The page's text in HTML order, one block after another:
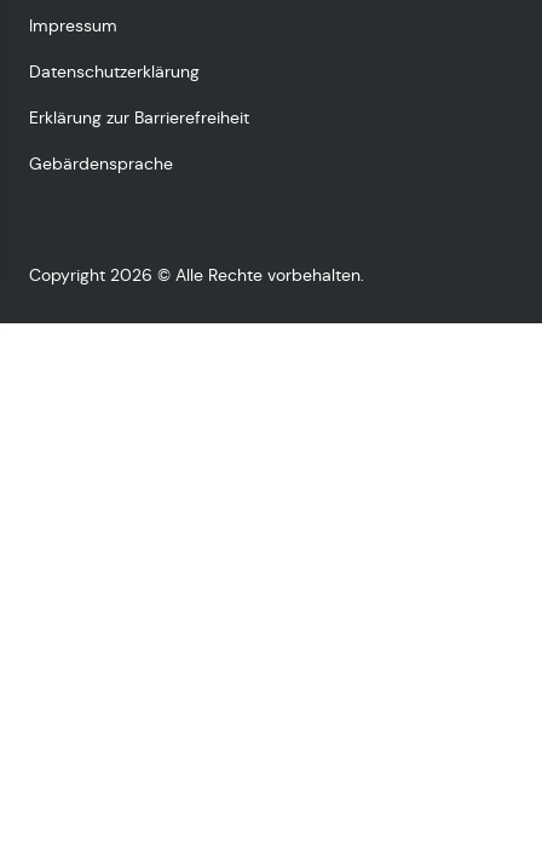
Impressum
Datenschutzerklärung
Erklärung zur Barrierefreiheit
Gebärdensprache
Copyright 2026 © Alle Rechte vorbehalten.